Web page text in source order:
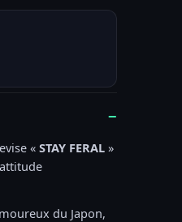
−
«STAY FERAL »
du Japon,